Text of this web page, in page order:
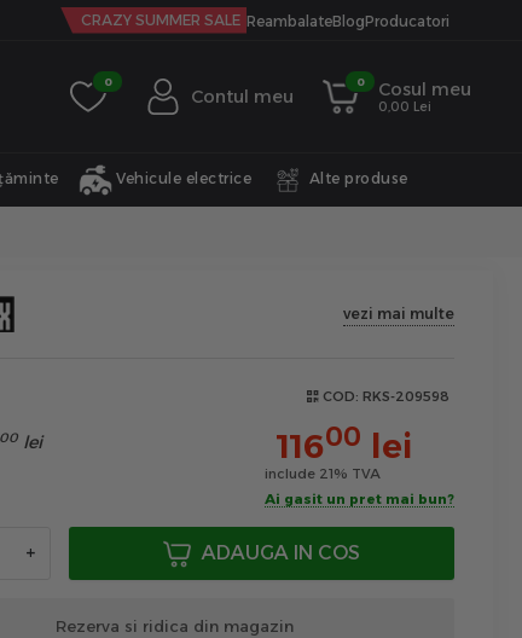
CRAZY SUMMER SALE ReambalateBlogProducatori
0
Contul meu
0 Cosul meu
0,00 Lei
Vehicule electrice Alte produse
vezi mai multe
COD: RKS-209598
00 lei 11600 lei
include 21% TVA
Ai gasit un pret mai bun?
+ ADAUGA IN COS
Rezerva si ridica din magazin